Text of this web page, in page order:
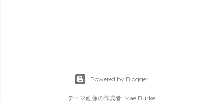
Powered by Blogger
テーマ画像の作成者: Mae Burke